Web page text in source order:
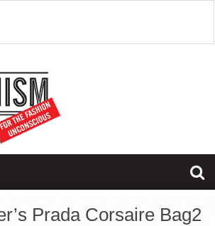
Prada Corsaire Bag2